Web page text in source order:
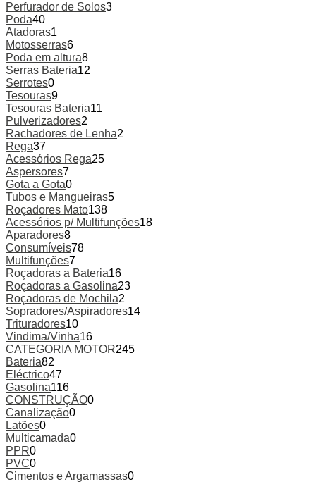
Perfurador de Solos3
Poda40
Atadoras1
Motosserras6
Poda em altura8
Serras Bateria12
Serrotes0
Tesouras9
Tesouras Bateria11
Pulverizadores2
Rachadores de Lenha2
Rega37
Acessórios Rega25
Aspersores7
Gota a Gota0
Tubos e Mangueiras5
Roçadores Mato138
Acessórios p/ Multifunções18
Aparadores8
Consumíveis78
Multifunções7
Roçadoras a Bateria16
Roçadoras a Gasolina23
Roçadoras de Mochila2
Sopradores/Aspiradores14
Trituradores10
Vindima/Vinha16
CATEGORIA MOTOR245
Bateria82
Eléctrico47
Gasolina116
CONSTRUÇÃO0
Canalização0
Latões0
Multicamada0
PPR0
PVC0
Cimentos e Argamassas0